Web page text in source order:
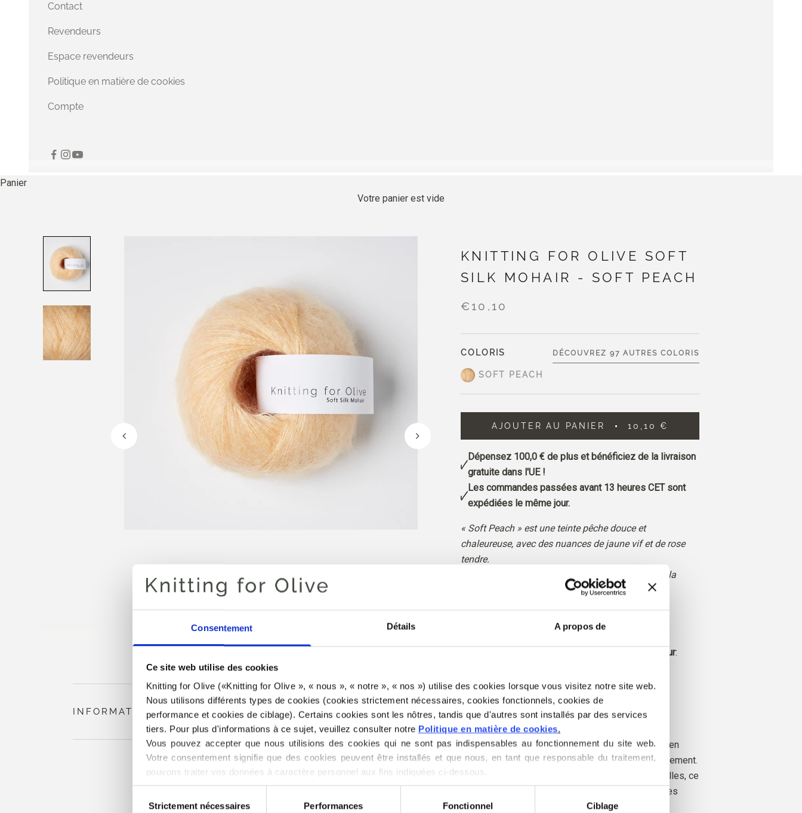
Consentement Détails A propos de
Ce site web utilise des cookies
Knitting for Olive («Knitting for Olive », « nous », « notre », « nos ») utilise des cookies lorsque vous visitez notre site web.
Nous utilisons différents types de cookies (cookies strictement nécessaires, cookies fonctionnels, cookies de
performance et cookies de ciblage). Certains cookies sont les nôtres, tandis que d'autres sont installés par des services
tiers. Pour plus d'informations à ce sujet, veuillez consulter notre Politique en matière de cookies.
Vous pouvez accepter que nous utilisions des cookies qui ne sont pas indispensables au fonctionnement du site web.
Votre consentement signifie que des cookies peuvent être installés et que nous, en tant que responsable du traitement,
pouvons traiter vos données à caractère personnel aux fins indiquées ci-dessous.
Vous pouvez modifier ou retirer votre consentement à tout moment via notre Politique en matière de cookies, où vous
trouverez également des informations sur le blocage et la suppression des cookies.
Strictement nécessaires Performances Fonctionnel Ciblage
Contact
Revendeurs
Espace revendeurs
Politique en matière de cookies
Compte
Panier
Votre panier est vide
KNITTING FOR OLIVE SOFT
SILK MOHAIR - SOFT PEACH
€10,10
COLORIS
SOFT PEACH
DÉCOUVREZ 97 AUTRES COLORIS
AJOUTER AU PANIER 10,10 €
Dépensez 100,0 € de plus et bénéficiez de la livraison
gratuite dans l'UE !
Les commandes passées avant 13 heures CET sont
expédiées le même jour.
« Soft Peach » est une teinte pêche douce et
chaleureuse, avec des nuances de jaune vif et de rose
tendre.
L'effet mélangé subtil apporte de la profondeur à la
Convient également pour:
Knitting for Olive Soft Silk Mohair est un luxueux
mélange de kid mohair et de soie de mûrier.
Notre mohair provient de chèvres angora élevées en
Afrique du Sud et le fil est également produit localement.
Nos fils sont traçables jusqu'aux fermes individuelles, ce
qui signifie que nous savons exactement de quelles
fermes, de quels éleveurs et de quelles chèvres
INFORMATIONS SUR LE PRODUIT